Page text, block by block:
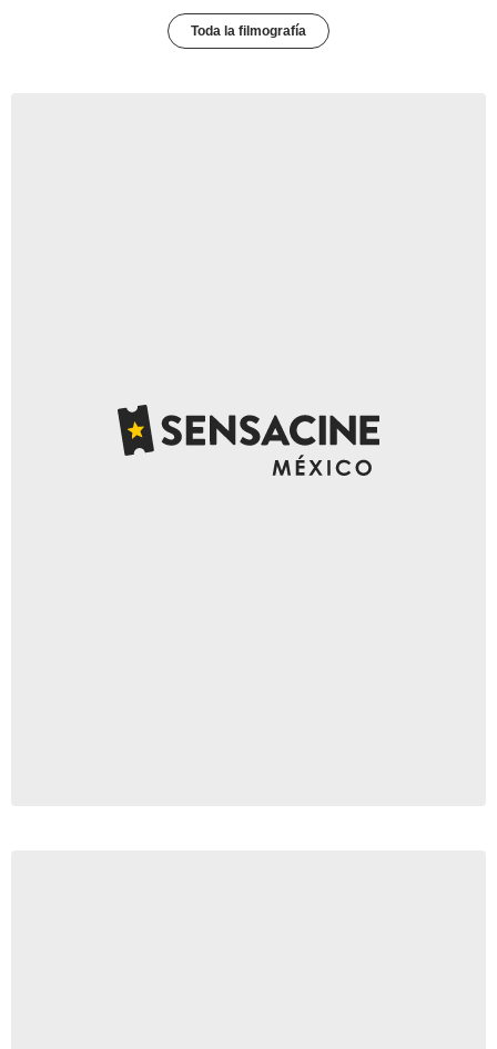
Toda la filmografía